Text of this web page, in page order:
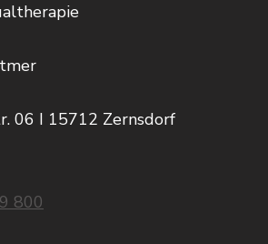
06 I 15712 Zernsdorf
800